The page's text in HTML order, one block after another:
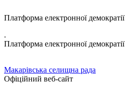
Платформа електронної демократії
.
Платформа електронної демократії
Макарівська селищна рада
Офіційний веб-сайт